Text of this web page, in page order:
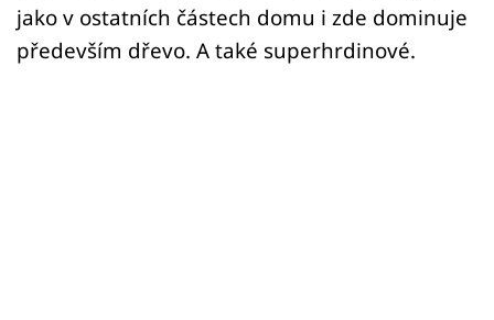
jako v ostatních částech domu i zde dominuje
především dřevo. A také superhrdinové.